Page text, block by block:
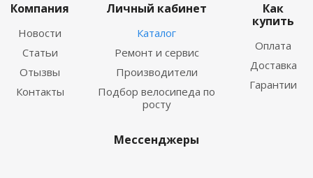
Компания
Новости
Статьи
Отызвы
Контакты
Личный кабинет
Каталог
Ремонт и сервис
Производители
Подбор велосипеда по
росту
Как
купить
Оплата
Доставка
Гарантии
Мессенджеры